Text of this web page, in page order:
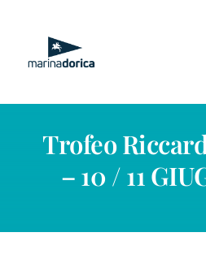
contenuto
Trofeo
– 10 / 11